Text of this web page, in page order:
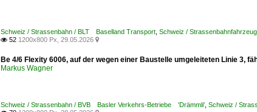
Schweiz / Strassenbahn / BLT Baselland Transport Schweiz /
 52 1200x800 Px, 29.05.2026 
Be 4/6 Flexity 6006, auf der wegen einer Baustelle umgeleiteten Linie 3,
Markus Wagner
Schweiz / Strassenbahn / BVB Basler Verkehrs-Betriebe 'Drämmli' Schweiz /